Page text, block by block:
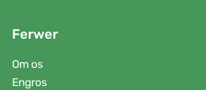
Ferwer
Om os
Engros